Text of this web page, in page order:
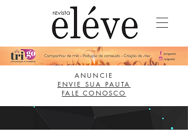
ANUNCIE
ENVIE SUA PAUTA
FALE CONOSCO